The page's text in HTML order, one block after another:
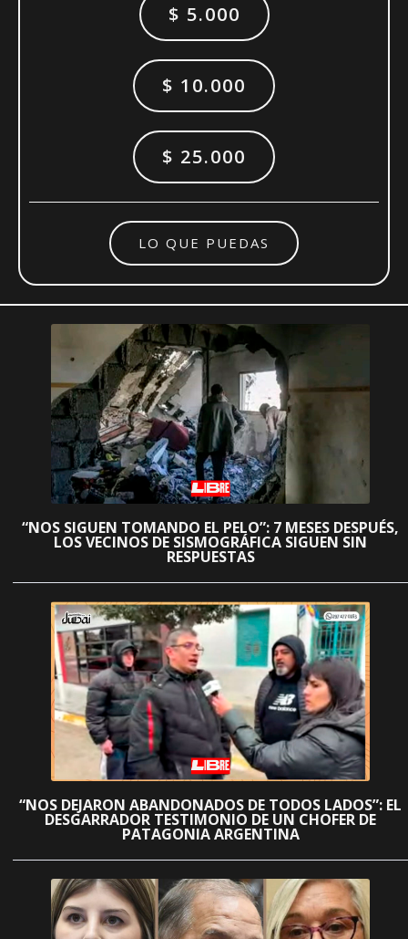
$ 5.000
$ 10.000
$ 25.000
LO QUE PUEDAS
“NOS SIGUEN TOMANDO EL PELO”: 7 MESES DESPUÉS,
LOS VECINOS DE SISMOGRÁFICA SIGUEN SIN
RESPUESTAS
“NOS DEJARON ABANDONADOS DE TODOS LADOS”: EL
DESGARRADOR TESTIMONIO DE UN CHOFER DE
PATAGONIA ARGENTINA